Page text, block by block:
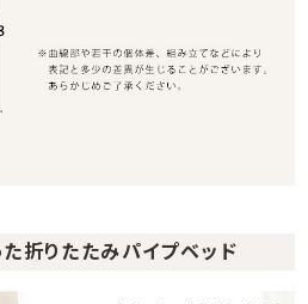
折りたたみパイプベッド